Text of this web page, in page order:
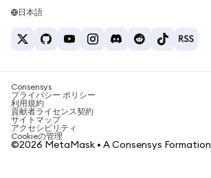
キャリア
お問い合わせ
Tetherの価格
BTC→INR
ETH→USDT
USDTの購入
SHIBの購入
BNBの購入
Solanaウォレット
税制関連ニュース
暗号資産の購入方法は？
ビットコインを売るには？
日本語
Consensys
プライバシー ポリシー
利用規約
貢献者ライセンス契約
サイトマップ
アクセシビリティ
Cookieの管理
©2026 MetaMask • A Consensys Formation